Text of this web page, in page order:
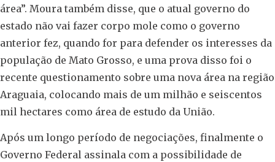
área”. Moura também disse, que o atual governo do
estado não vai fazer corpo mole como o governo
anterior fez, quando for para defender os interesses da
população de Mato Grosso, e uma prova disso foi o
recente questionamento sobre uma nova área na região
Araguaia, colocando mais de um milhão e seiscentos
mil hectares como área de estudo da União.
Após um longo período de negociações, finalmente o
Governo Federal assinala com a possibilidade de